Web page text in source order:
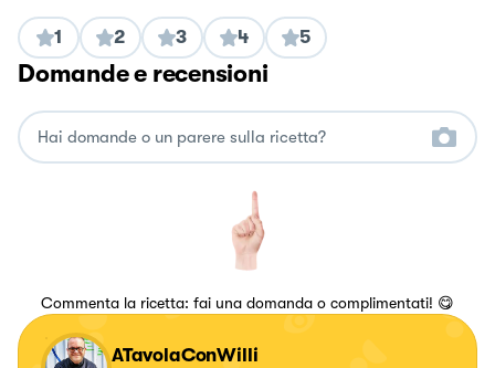
1 2 3 4 5
Domande e recensioni
Commenta la ricetta: fai una domanda o complimentati! 😋
ATavolaConWilli